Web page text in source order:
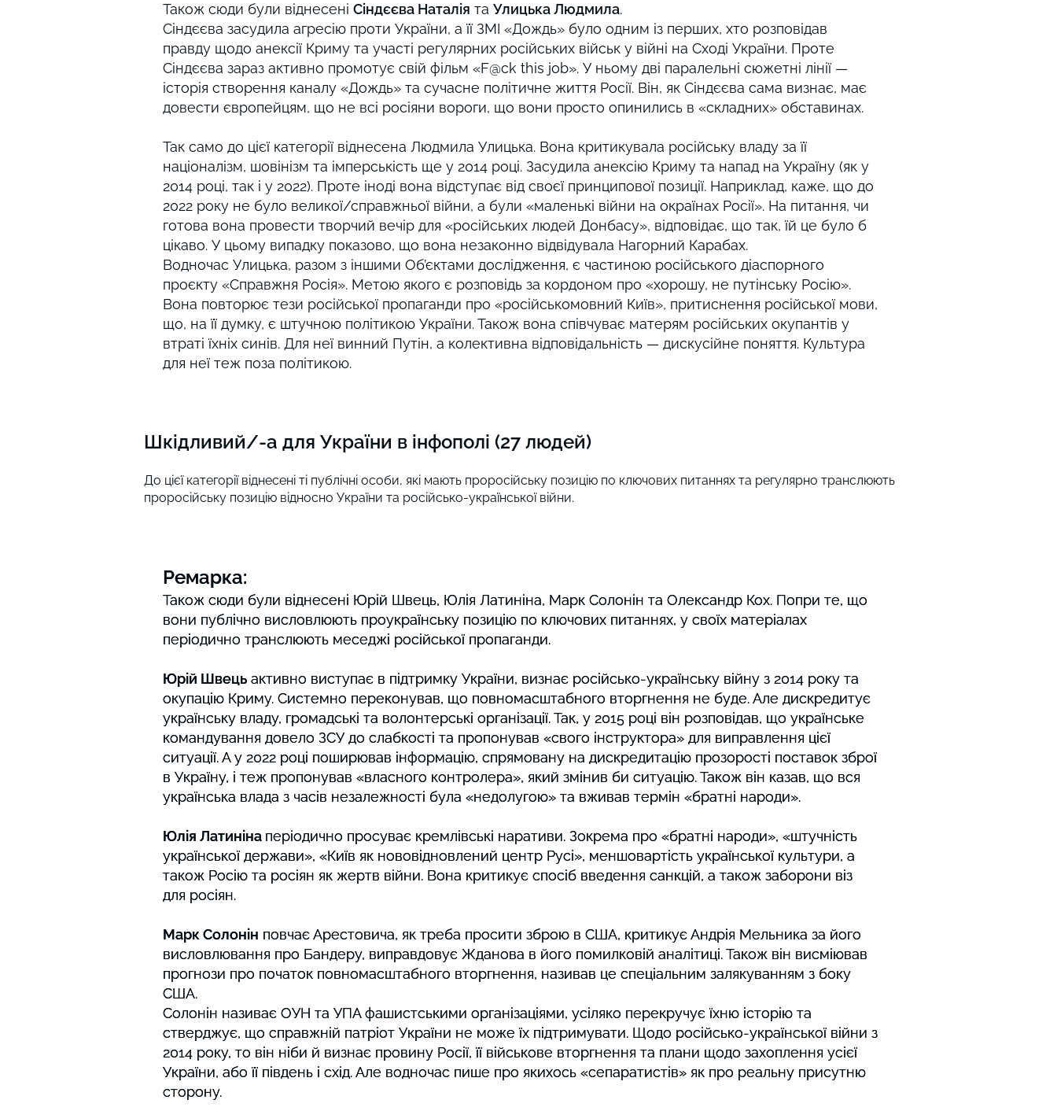
Також сюди були віднесені Сіндєєва Наталія та Улицька Людмила.
Сіндєєва засудила агресію проти України, а її ЗМІ «Дождь» було одним із перших, хто розповідав
правду щодо анексії Криму та участі регулярних російських військ у війні на Сході України. Проте
Сіндєєва зараз активно промотує свій фільм «F@ck this job». У ньому дві паралельні сюжетні лінії —
історія створення каналу «Дождь» та сучасне політичне життя Росії. Він, як Сіндєєва сама визнає, має
довести європейцям, що не всі росіяни вороги, що вони просто опинились в «складних» обставинах.
Так само до цієї категорії віднесена Людмила Улицька. Вона критикувала російську владу за її
націоналізм, шовінізм та імперськість ще у 2014 році. Засудила анексію Криму та напад на Україну (як у
2014 році, так і у 2022). Проте іноді вона відступає від своєї принципової позиції. Наприклад, каже, що до
2022 року не було великої/справжньої війни, а були «маленькі війни на окраїнах Росії». На питання, чи
готова вона провести творчий вечір для «російських людей Донбасу», відповідає, що так, їй це було б
цікаво. У цьому випадку показово, що вона незаконно відвідувала Нагорний Карабах.
Водночас Улицька, разом з іншими Об’єктами дослідження, є частиною російського діаспорного
проєкту «Справжня Росія». Метою якого є розповідь за кордоном про «хорошу, не путінську Росію».
Вона повторює тези російської пропаганди про «російськомовний Київ», притиснення російської мови,
що, на її думку, є штучною політикою України. Також вона співчуває матерям російських окупантів у
втраті їхніх синів. Для неї винний Путін, а колективна відповідальність — дискусійне поняття. Культура
для неї теж поза політикою.
Шкідливий/-а для України в інфополі (27 людей)
До цієї категорії віднесені ті публічні особи, які мають проросійську позицію по ключових питаннях та регулярно транслюють
проросійську позицію відносно України та російсько-української війни.
Ремарка:
Також сюди були віднесені Юрій Швець, Юлія Латиніна, Марк Солонін та Олександр Кох. Попри те, що
вони публічно висловлюють проукраїнську позицію по ключових питаннях, у своїх матеріалах
періодично транслюють меседжі російської пропаганди.
Юрій Швець активно виступає в підтримку України, визнає російсько-українську війну з 2014 року та
окупацію Криму. Системно переконував, що повномасштабного вторгнення не буде. Але дискредитує
українську владу, громадські та волонтерські організації. Так, у 2015 році він розповідав, що українське
командування довело ЗСУ до слабкості та пропонував «свого інструктора» для виправлення цієї
ситуації. А у 2022 році поширював інформацію, спрямовану на дискредитацію прозорості поставок зброї
в Україну, і теж пропонував «власного контролера», який змінив би ситуацію. Також він казав, що вся
українська влада з часів незалежності була «недолугою» та вживав термін «братні народи».
Юлія Латиніна періодично просуває кремлівські наративи. Зокрема про «братні народи», «штучність
української держави», «Київ як нововідновлений центр Русі», меншовартість української культури, а
також Росію та росіян як жертв війни. Вона критикує спосіб введення санкцій, а також заборони віз
для росіян.
Марк Солонін повчає Арестовича, як треба просити зброю в США, критикує Андрія Мельника за його
висловлювання про Бандеру, виправдовує Жданова в його помилковій аналітиці. Також він висміював
прогнози про початок повномасштабного вторгнення, називав це спеціальним залякуванням з боку
США.
Солонін називає ОУН та УПА фашистськими організаціями, усіляко перекручує їхню історію та
стверджує, що справжній патріот України не може їх підтримувати. Щодо російсько-української війни з
2014 року, то він ніби й визнає провину Росії, її військове вторгнення та плани щодо захоплення усієї
України, або її південь і схід. Але водночас пише про якихось «сепаратистів» як про реальну присутню
сторону.
Ремарка:
Також сюди були віднесені Юрій Швець, Юлія Латиніна, Марк Солонін та Олександр Кох. Попри те, що
вони публічно висловлюють проукраїнську позицію по ключових питаннях, у своїх матеріалах
періодично транслюють меседжі російської пропаганди.
Юрій Швець активно виступає в підтримку України, визнає російсько-українську війну з 2014 року та
окупацію Криму. Системно переконував, що повномасштабного вторгнення не буде. Але дискредитує
українську владу, громадські та волонтерські організації. Так, у 2015 році він розповідав, що українське
командування довело ЗСУ до слабкості та пропонував «свого інструктора» для виправлення цієї
ситуації. А у 2022 році поширював інформацію, спрямовану на дискредитацію прозорості поставок зброї
в Україну, і теж пропонував «власного контролера», який змінив би ситуацію. Також він казав, що вся
українська влада з часів незалежності була «недолугою» та вживав термін «братні народи».
Юлія Латиніна періодично просуває кремлівські наративи. Зокрема про «братні народи», «штучність
української держави», «Київ як нововідновлений центр Русі», меншовартість української культури, а
також Росію та росіян як жертв війни. Вона критикує спосіб введення санкцій, а також заборони віз
для росіян.
Марк Солонін повчає Арестовича, як треба просити зброю в США, критикує Андрія Мельника за його
висловлювання про Бандеру, виправдовує Жданова в його помилковій аналітиці. Також він висміював
прогнози про початок повномасштабного вторгнення, називав це спеціальним залякуванням з боку
США.
Солонін називає ОУН та УПА фашистськими організаціями, усіляко перекручує їхню історію та
стверджує, що справжній патріот України не може їх підтримувати. Щодо російсько-української війни з
2014 року, то він ніби й визнає провину Росії, її військове вторгнення та плани щодо захоплення усієї
України, або її південь і схід. Але водночас пише про якихось «сепаратистів» як про реальну присутню
сторону.